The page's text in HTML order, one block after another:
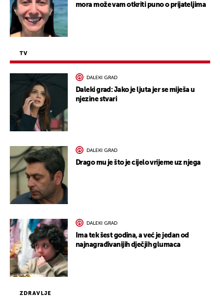
ZDRAVLJE
mora može vam otkriti puno o prijateljima
TV
DALEKI GRAD
Daleki grad: Jako je ljuta jer se miješa u
njezine stvari
DALEKI GRAD
Drago mu je što je cijelo vrijeme uz njega
DALEKI GRAD
Ima tek šest godina, a već je jedan od
najnagrađivanijih dječjih glumaca